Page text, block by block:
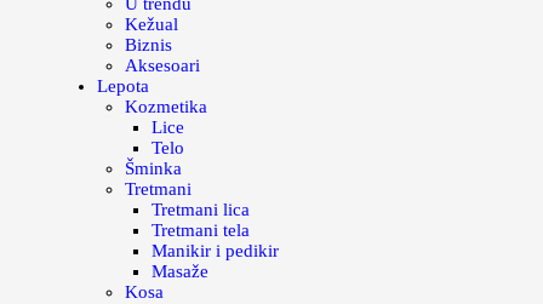
Kežual
Biznis
Aksesoari
Lepota
Kozmetika
Lice
Telo
Šminka
Tretmani
Tretmani lica
Tretmani tela
Manikir i pedikir
Masaže
Kosa